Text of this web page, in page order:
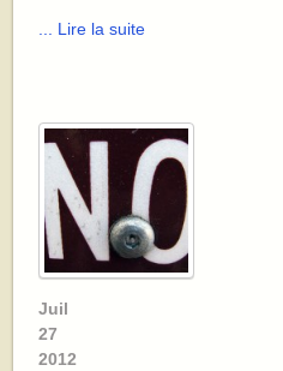
... Lire la suite
Juil
27
2012